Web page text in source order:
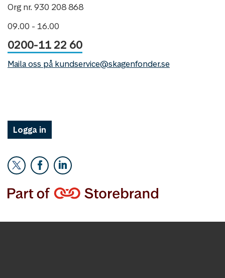
Org nr. 930 208 868
09.00 - 16.00
0200-11 22 60
Maila oss på kundservice@skagenfonder.se
Logga in